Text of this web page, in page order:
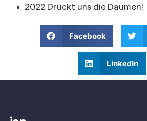
2022 Drückt uns die Daumen!
Facebook
LinkedIn